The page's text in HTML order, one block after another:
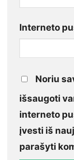
Interneto
Noriu
išsaugoti
interneto
įvesti iš
parašyti